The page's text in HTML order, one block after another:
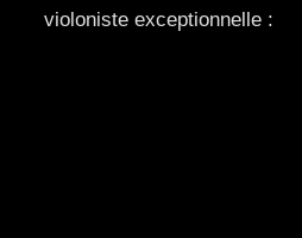
violoniste exceptionnelle :